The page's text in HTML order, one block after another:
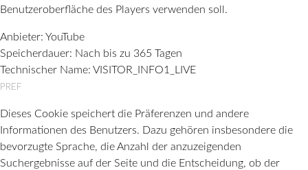
Benutzeroberfläche des Players verwenden soll.
Anbieter: YouTube
Speicherdauer: Nach bis zu 365 Tagen
Technischer Name: VISITOR_INFO1_LIVE
PREF
Dieses Cookie speichert die Präferenzen und andere
Informationen des Benutzers. Dazu gehören insbesondere die
bevorzugte Sprache, die Anzahl der anzuzeigenden
Suchergebnisse auf der Seite und die Entscheidung, ob der